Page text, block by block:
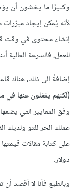
وكثيرًا ما يخشون أن
لأنه يُمكن إيجاد مبرّرات
إنشاء محتوى في وقت
للعمل، فالسرعة العالية
إضافةً إلى ذلك، هناك
(لكنهم يغفلون عنها
وفق المعايير التي
عملك الحر للتو ولديك
دولار.
وبالطبع فأنا لا أقصد